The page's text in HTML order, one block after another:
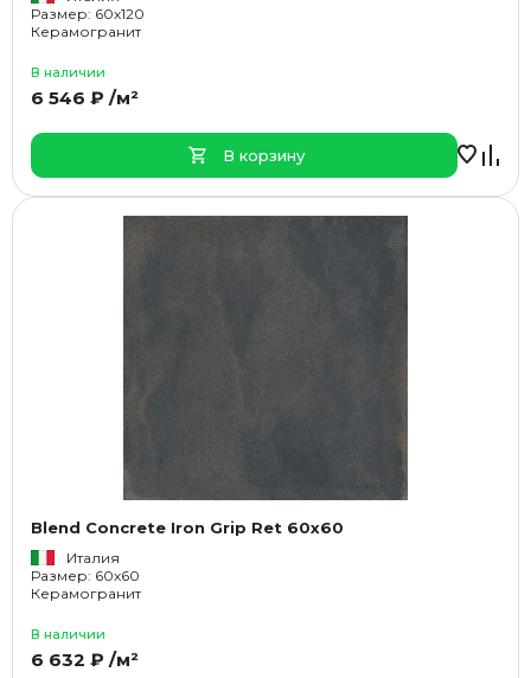
Размер: 60x120
Керамогранит
В наличии
6 546 ₽ /м²
В корзину
Blend Concrete Iron Grip Ret 60x60
Италия
Размер: 60x60
Керамогранит
В наличии
6 632 ₽ /м²